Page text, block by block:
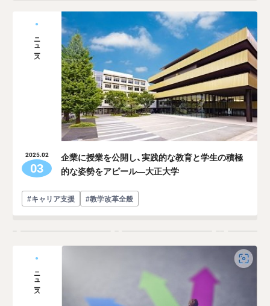
ニュース
2025.02
03
企業に授業を公開し、実践的な教育と学生の積極
的な姿勢をアピール―大正大学
#キャリア支援 #教学改革全般
ニュース